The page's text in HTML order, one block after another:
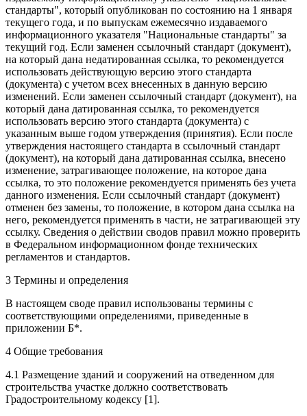
стандарты", который опубликован по состоянию на 1 января
текущего года, и по выпускам ежемесячно издаваемого
информационного указателя "Национальные стандарты" за
текущий год. Если заменен ссылочный стандарт (документ),
на который дана недатированная ссылка, то рекомендуется
использовать действующую версию этого стандарта
(документа) с учетом всех внесенных в данную версию
изменений. Если заменен ссылочный стандарт (документ), на
который дана датированная ссылка, то рекомендуется
использовать версию этого стандарта (документа) с
указанным выше годом утверждения (принятия). Если после
утверждения настоящего стандарта в ссылочный стандарт
(документ), на который дана датированная ссылка, внесено
изменение, затрагивающее положение, на которое дана
ссылка, то это положение рекомендуется применять без учета
данного изменения. Если ссылочный стандарт (документ)
отменен без замены, то положение, в котором дана ссылка на
него, рекомендуется применять в части, не затрагивающей эту
ссылку. Сведения о действии сводов правил можно проверить
в Федеральном информационном фонде технических
регламентов и стандартов.
3 Термины и определения
В настоящем своде правил использованы термины с
соответствующими определениями, приведенные в
приложении Б*.
4 Общие требования
4.1 Размещение зданий и сооружений на отведенном для
строительства участке должно соответствовать
Градостроительному кодексу [1].